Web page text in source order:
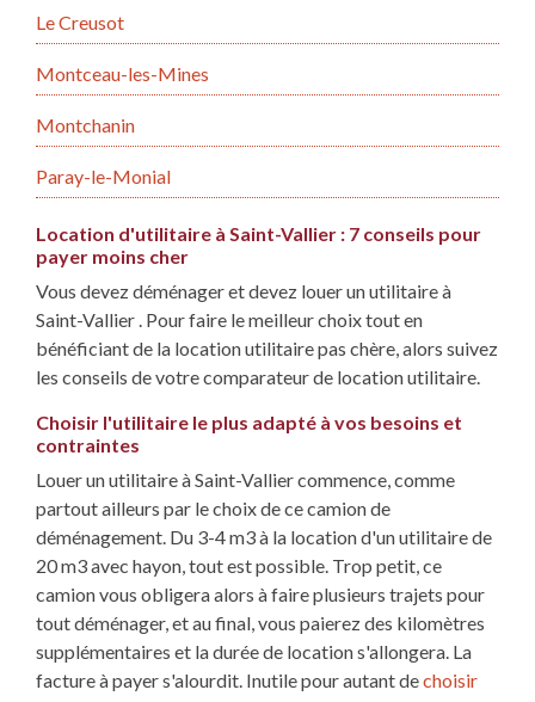
Le Creusot
Montceau-les-Mines
Montchanin
Paray-le-Monial
Location d'utilitaire à Saint-Vallier : 7 conseils pour
payer moins cher
Vous devez déménager et devez louer un utilitaire à
Saint-Vallier . Pour faire le meilleur choix tout en
bénéficiant de la location utilitaire pas chère, alors suivez
les conseils de votre comparateur de location utilitaire.
Choisir l'utilitaire le plus adapté à vos besoins et
contraintes
Louer un utilitaire à Saint-Vallier commence, comme
partout ailleurs par le choix de ce camion de
déménagement. Du 3-4 m3 à la location d'un utilitaire de
20 m3 avec hayon, tout est possible. Trop petit, ce
camion vous obligera alors à faire plusieurs trajets pour
tout déménager, et au final, vous paierez des kilomètres
supplémentaires et la durée de location s'allongera. La
facture à payer s'alourdit. Inutile pour autant dechoisir